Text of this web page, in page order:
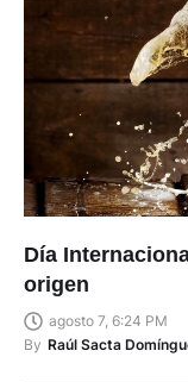
Día
origen
agosto 7, 6:24 PM
By Raúl Sacta